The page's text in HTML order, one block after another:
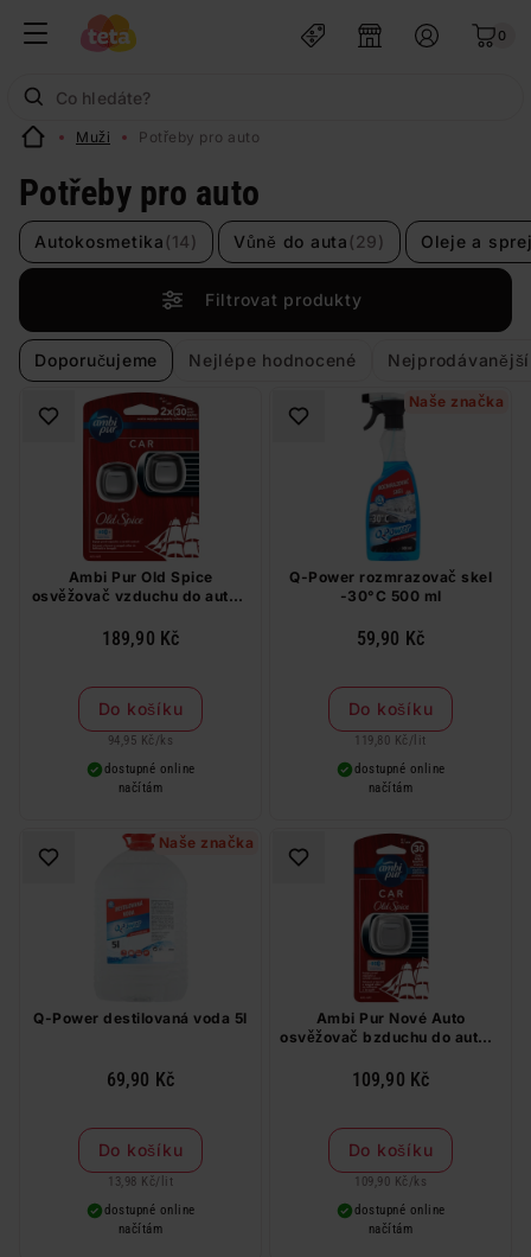
0
Muži Potřeby pro auto
Potřeby pro auto
Autokosmetika (14) Vůně do auta (29) Oleje a
Filtrovat produkty
Doporučujeme Nejlépe hodnocené Nejprodávanější
Ambi Pur Old Spice
osvěžovač vzduchu do auta -
189,90 Kč
Do košíku
94,95 Kč / ks
dostupné online
načítám
Naše značka
Q-Power rozmrazovač skel
-30°C 500 ml
59,90 Kč
Do košíku
119,80 Kč / lit
dostupné online
načítám
Naše značka
Q-Power destilovaná voda 5l
69,90 Kč
Do košíku
13,98 Kč/ lit
dostupné online
načítám
Ambi Pur Nové Auto
osvěžovač bzduchu do auta 2
109,90 Kč
Do košíku
109,90 Kč / ks
dostupné online
načítám